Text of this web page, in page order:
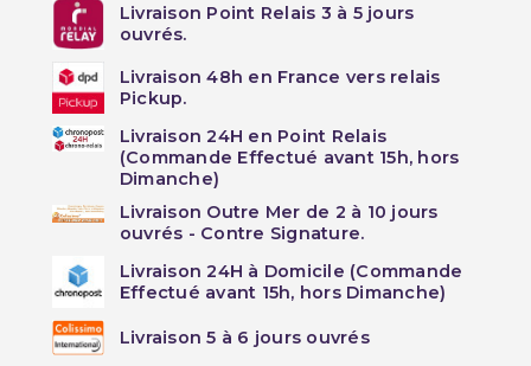
Livraison Point Relais 3 à 5 jours
ouvrés.
Livraison 48h en France vers relais
Pickup.
Livraison 24H en Point Relais
(Commande Effectué avant 15h, hors
Dimanche)
Livraison Outre Mer de 2 à 10 jours
ouvrés - Contre Signature.
Livraison 24H à Domicile (Commande
Effectué avant 15h, hors Dimanche)
Livraison 5 à 6 jours ouvrés